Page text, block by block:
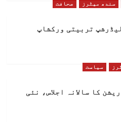
سندھ میٹرز صحافت
تربیتی ورکشاپ
سیاست
کا سالانہ اجلاس، نئی